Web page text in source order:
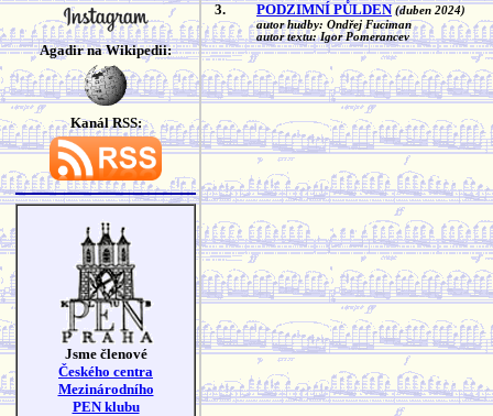
Agadir na Wikipedii:
Kanál RSS:
Jsme členové
Českého centra
Mezinárodního
PEN klubu
3. PODZIMNÍ PŮLDEN (duben 2024)
autor hudby: Ondřej Fuciman
autor textu: Igor Pomerancev